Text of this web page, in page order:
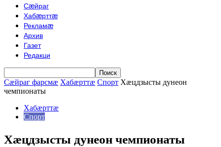
Сæйраг
Хабæрттæ
Рекламæ
Архив
Газет
Редакци
Сæйраг фарсмæ Хабæрттæ Спорт Хæцдзысты дунеон
чемпионаты
Хабæрттæ
Спорт
Хæцдзысты дунеон чемпионаты